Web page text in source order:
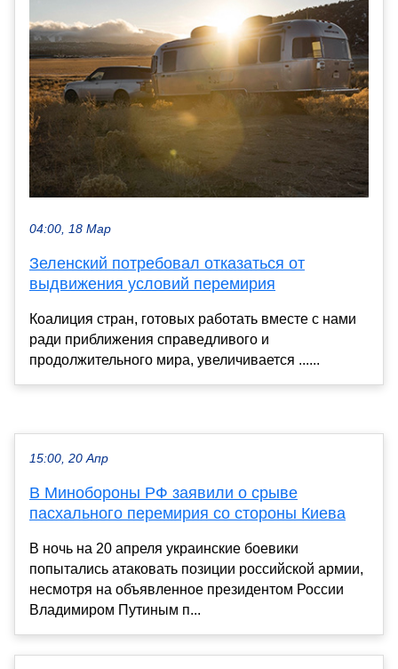
04:00, 18 Мар
Зеленский потребовал отказаться от
выдвижения условий перемирия
Коалиция стран, готовых работать вместе с нами
ради приближения справедливого и
продолжительного мира, увеличивается ......
15:00, 20 Апр
В Минобороны РФ заявили о срыве
пасхального перемирия со стороны Киева
В ночь на 20 апреля украинские боевики
попытались атаковать позиции российской армии,
несмотря на объявленное президентом России
Владимиром Путиным п...